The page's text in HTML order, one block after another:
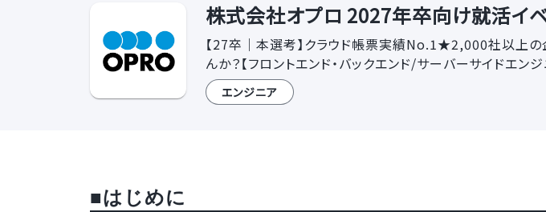
株式会社オプロ 2027年卒向け就活イ
【27卒｜本選考】クラウド帳票実績No.1★2,000社以上
んか？【フロントエンド・バックエンド/サーバーサイドエンジ
エンジニア
■はじめに